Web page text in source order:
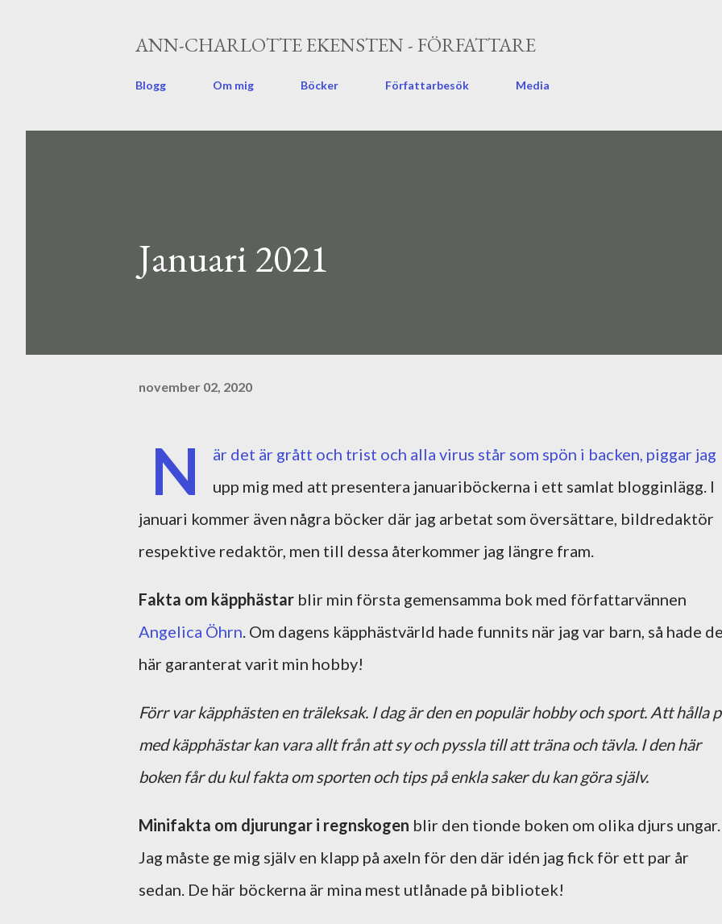
ANN-CHARLOTTE EKENSTEN - FÖRFATTARE
Blogg Om mig Böcker Författarbesök Media
Januari 2021
november 02, 2020
N
är det är grått och trist och alla virus står som spön i backen, piggar jag
upp mig med att presentera januariböckerna i ett samlat blogginlägg. I
januari kommer även några böcker där jag arbetat som översättare, bildredaktör
respektive redaktör, men till dessa återkommer jag längre fram.
Fakta om käpphästar blir min första gemensamma bok med författarvännen
Angelica Öhrn. Om dagens käpphästvärld hade funnits när jag var barn, så hade
här garanterat varit min hobby!
Förr var käpphästen en träleksak. I dag är den en populär hobby och sport. Att hålla
med käpphästar kan vara allt från att sy och pyssla till att träna och tävla. I den här
boken får du kul fakta om sporten och tips på enkla saker du kan göra själv.
Minifakta om djurungar i regnskogen blir den tionde boken om olika djurs ungar.
Jag måste ge mig själv en klapp på axeln för den där idén jag fick för ett par år
sedan. De här böckerna är mina mest utlånade på bibliotek!